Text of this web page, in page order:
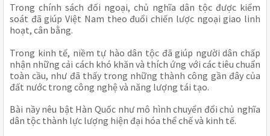
Trong chính sách đối ngoại, chủ nghĩa dân tộc được kiểm
soát đã giúp Việt Nam theo đuổi chiến lược ngoại giao linh
hoạt, cân bằng.
Trong kinh tế, niềm tự hào dân tộc đã giúp người dân chấp
nhận những cải cách khó khăn và thích ứng với các tiêu chuẩn
toàn cầu, như đã thấy trong những thành công gần đây của
đất nước trong công nghệ và năng lượng tái tạo.
Bài nầy nêu bật Hàn Quốc như mô hình chuyển đổi chủ nghĩa
dân tộc thành lực lượng hiện đại hóa thể chế và kinh tế.